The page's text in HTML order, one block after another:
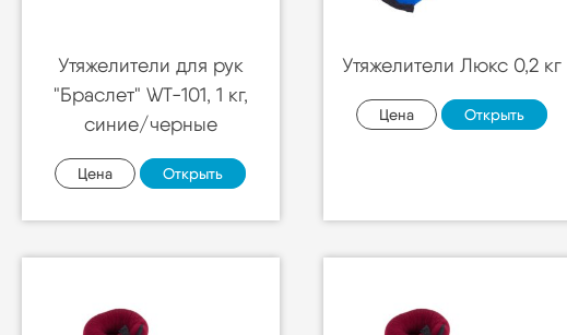
Утяжелители для рук
"Браслет" WT-101, 1 кг,
синие/черные
Цена Открыть
Утяжелители Люкс 0,2 кг
Цена Открыть